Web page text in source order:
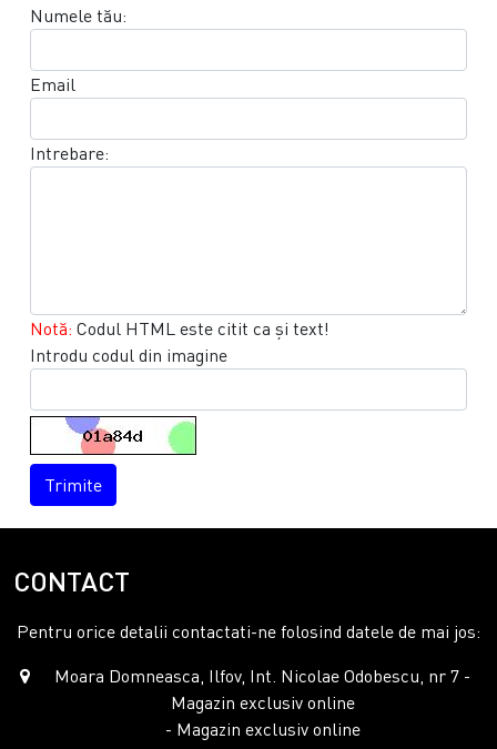
Numele tău:
Email
Intrebare:
Notă: Codul HTML este citit ca şi text!
Introdu codul din imagine
Trimite
CONTACT
Pentru orice detalii contactati-ne folosind datele de mai jos:
Moara Domneasca, Ilfov, Int. Nicolae Odobescu, nr 7 -
Magazin exclusiv online
- Magazin exclusiv online